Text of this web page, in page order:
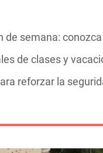
de semana:
de clases y
reforzar la